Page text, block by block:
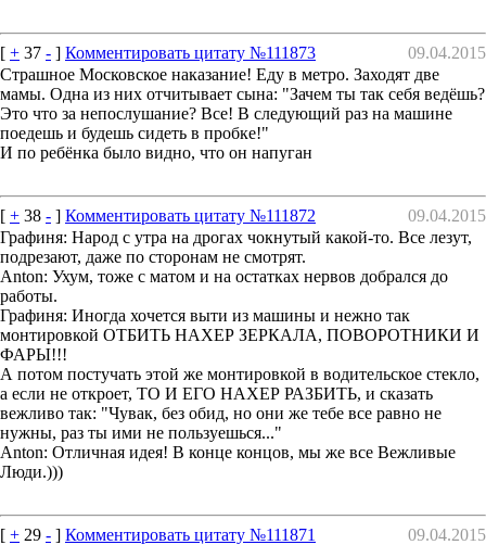
[ + 37 - ] Комментировать цитату №111873
09.04.2015
Страшное Московское наказание! Еду в метро. Заходят две
мамы. Одна из них отчитывает сына: "Зачем ты так себя ведёшь?
Это что за непослушание? Все! В следующий раз на машине
поедешь и будешь сидеть в пробке!"
И по ребёнка было видно, что он напуган
[ + 38 - ] Комментировать цитату №111872
09.04.2015
Графиня: Народ с утра на дрогах чокнутый какой-то. Все лезут,
подрезают, даже по сторонам не смотрят.
Anton: Ухум, тоже с матом и на остатках нервов добрался до
работы.
Графиня: Иногда хочется выти из машины и нежно так
монтировкой ОТБИТЬ НАХЕР ЗЕРКАЛА, ПОВОРОТНИКИ И
ФАРЫ!!!
А потом постучать этой же монтировкой в водительское стекло,
а если не откроет, ТО И ЕГО НАХЕР РАЗБИТЬ, и сказать
вежливо так: "Чувак, без обид, но они же тебе все равно не
нужны, раз ты ими не пользуешься..."
Anton: Отличная идея! В конце концов, мы же все Вежливые
Люди.)))
[ + 29 - ] Комментировать цитату №111871
09.04.2015